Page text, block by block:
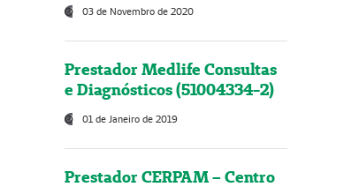
03 de Novembro de 2020
Prestador Medlife Consultas
e Diagnósticos (51004334-2)
01 de Janeiro de 2019
Prestador CERPAM – Centro